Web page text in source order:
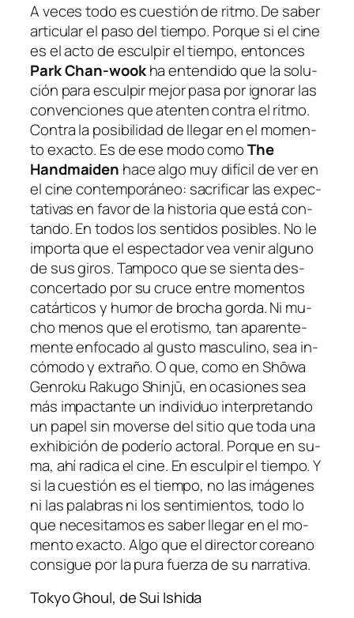
A ve­ces to­do es cues­tión de rit­mo. De sa­ber
ar­ti­cu­lar el pa­so del tiem­po. Porque si el ci­ne
es el ac­to de es­cul­pir el tiem­po, en­ton­ces
Park Chan-wookha en­ten­di­do que la so­lu­
ción pa­ra es­cul­pir me­jor pa­sa por ig­no­rar las
con­ven­cio­nes que aten­ten con­tra el rit­mo.
Contra la po­si­bi­li­dad de lle­gar en el mo­men­
to exac­to. Es de ese mo­do co­moThe
Handmaiden ha­ce al­go muy di­fí­cil de ver en
el ci­ne con­tem­po­rá­neo: sa­cri­fi­car las ex­pec­
ta­ti­vas en fa­vor de la his­to­ria que es­tá con­
tan­do. En to­dos los sen­ti­dos po­si­bles. No le
im­por­ta que el es­pec­ta­dor vea ve­nir al­guno
de sus gi­ros. Tampoco que se sien­ta des­
con­cer­ta­do por su cru­ce en­tre mo­men­tos
ca­tár­ti­cos y hu­mor de bro­cha gor­da. Ni mu­
cho me­nos que el ero­tis­mo, tan apa­ren­te­
men­te en­fo­ca­do al gus­to mas­cu­lino, sea in­
có­mo­do y ex­tra­ño. O que, co­mo enShōwa
Genroku Rakugo Shinjū, en oca­sio­nes sea
más im­pac­tan­te un in­di­vi­duo in­ter­pre­tan­do
un pa­pel sin mo­ver­se del si­tio que to­da una
exhi­bi­ción de po­de­río ac­to­ral. Porque en su­
ma, ahí ra­di­ca el ci­ne. En es­cul­pir el tiem­po. Y
si la cues­tión es el tiem­po, no las imá­ge­nes
ni las pa­la­bras ni los sen­ti­mien­tos, to­do lo
que ne­ce­si­ta­mos es sa­ber lle­gar en el mo­
men­to exac­to. Algo que el di­rec­tor co­reano
con­si­gue por la pu­ra fuer­za de su narrativa.
Tokyo Ghoul, de Sui Ishida